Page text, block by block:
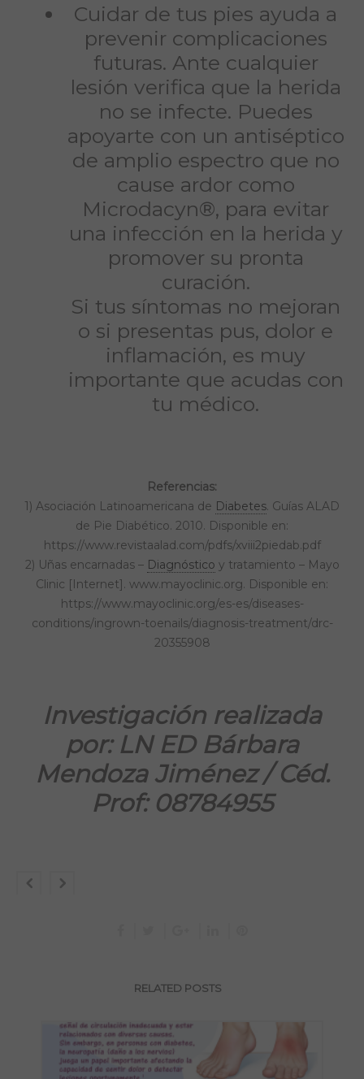
Cuidar de tus pies ayuda a
prevenir complicaciones
futuras. Ante cualquier
lesión verifica que la herida
no se infecte. Puedes
apoyarte con un antiséptico
de amplio espectro que no
cause ardor como
Microdacyn®, para evitar
una infección en la herida y
promover su pronta
curación.
Si tus síntomas no mejoran
o si presentas pus, dolor e
inflamación, es muy
importante que acudas con
tu médico.
Referencias:
1) Asociación Latinoamericana de Diabetes. Guías ALAD
de Pie Diabético. 2010. Disponible en:
https://www.revistaalad.com/pdfs/xviii2piedab.pdf
2) Uñas encarnadas – Diagnóstico y tratamiento – Mayo
Clinic [Internet]. www.mayoclinic.org. Disponible en:
https://www.mayoclinic.org/es-es/diseases-
conditions/ingrown-toenails/diagnosis-treatment/drc-
20355908
Investigación realizada
por:LN ED Bárbara
Mendoza Jiménez / Céd.
Prof: 08784955
RELATED POSTS